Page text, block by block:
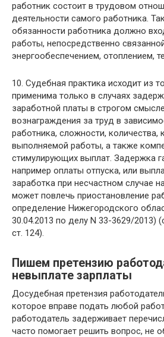
работник состоит в трудовом
деятельности самого работника.
обязанности работника должно
работы, непосредственно
энергообеспечением, отоплением,
10. Судебная практика исходит из
применима только в случаях
заработной платы в строгом
вознаграждения за труд в
работника, сложности, количества,
выполняемой работы, а также
стимулирующих выплат. Задержка
например оплаты отпуска, или
заработка при несчастном случае
может повлечь приостановление
определение Нижегородского
30.04.2013 по делу N 33-3629/2013)
ст. 124).
Пишем претензию
невыплате зарплаты
Досудебная претензия
которое вправе подать любой
работодатель задерживает
часто помогает решить вопрос, не